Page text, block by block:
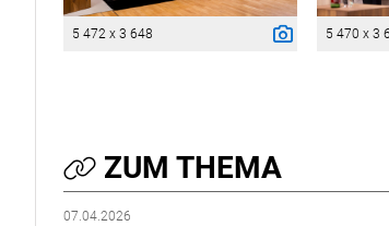
5 472 x 3 648 5 470 x 3
ZUM THEMA
07.04.2026